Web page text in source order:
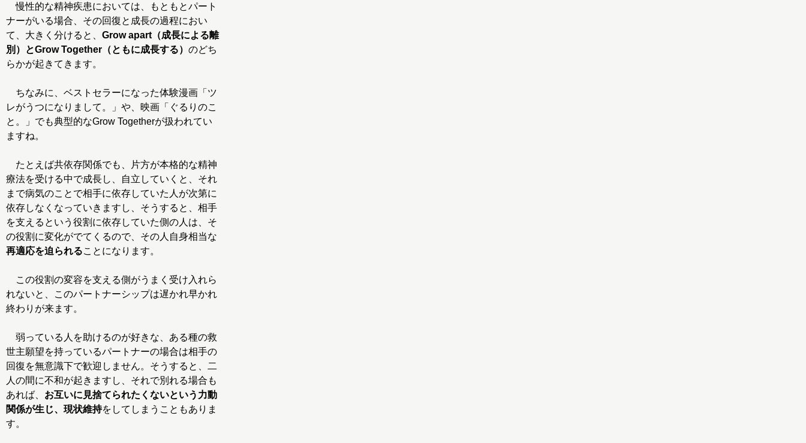
慢性的な精神疾患においては、もともとパート
ナーがいる場合、その回復と成長の過程におい
て、大きく分けると、 Grow apart（成長による離
別）とGrow Together（ともに成長する） のどち
らかが起きてきます。
ちなみに、ベストセラーになった体験漫画「ツ
レがうつになりまして。」や、映画「ぐるりのこ
と。」でも典型的なGrow Togetherが扱われてい
ますね。
たとえば共依存関係でも、片方が本格的な精神
療法を受ける中で成長し、自立していくと、それ
まで病気のことで相手に依存していた人が次第に
依存しなくなっていきますし、そうすると、相手
を支えるという役割に依存していた側の人は、そ
の役割に変化がでてくるので、その人自身相当な
再適応を迫られることになります。
この役割の変容を支える側がうまく受け入れら
れないと、このパートナーシップは遅かれ早かれ
終わりが来ます。
弱っている人を助けるのが好きな、ある種の救
世主願望を持っているパートナーの場合は相手の
回復を無意識下で歓迎しません。そうすると、二
人の間に不和が起きますし、それで別れる場合も
あれば、 お互いに見捨てられたくないという力動
関係が生じ、現状維持をしてしまうこともありま
す。